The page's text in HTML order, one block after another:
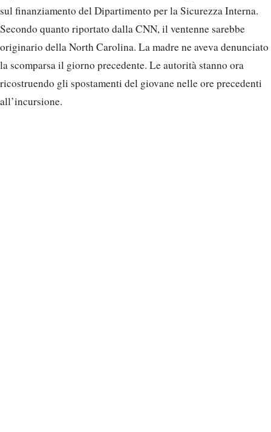
sul finanziamento del Dipartimento per la Sicurezza Interna.
Secondo quanto riportato dalla CNN, il ventenne sarebbe
originario della North Carolina. La madre ne aveva denunciato
la scomparsa il giorno precedente. Le autorità stanno ora
ricostruendo gli spostamenti del giovane nelle ore precedenti
all’incursione.